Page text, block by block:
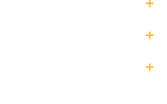
lập sẵn của chiếc